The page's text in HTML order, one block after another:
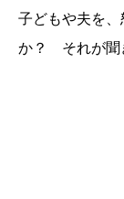
子どもや夫を
か？ それが聞